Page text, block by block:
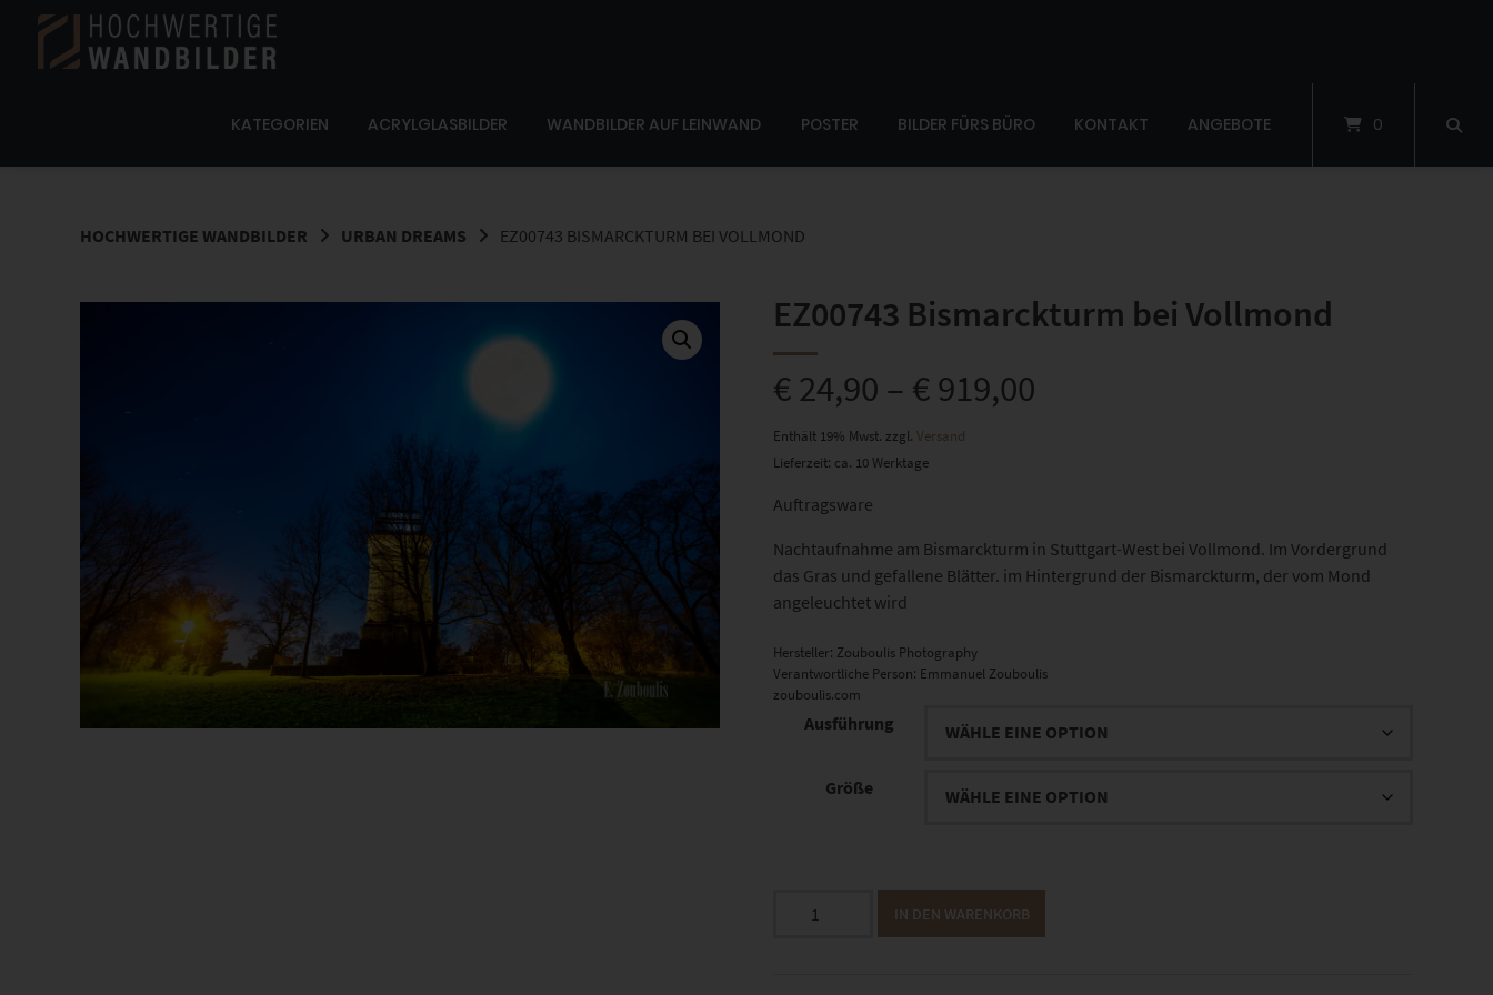
Springe
Inhalt
KATEGORIEN ACRYLGLASBILDER WANDBILDER AUF LEINWAND POSTER BILDER FÜRS BÜRO KONTAKT ANGEBOTE 0
HOCHWERTIGE WANDBILDER URBAN DREAMS EZ00743 BISMARCKTURM BEI VOLLMOND
EZ00743 Bismarckturm bei Vollmond
€24,90 – €919,00
Enthält 19% Mwst. zzgl. Versand
Lieferzeit: ca. 10 Werktage
Auftragsware
Nachtaufnahme am Bismarckturm in Stuttgart-West bei Vollmond. Im Vordergrund
das Gras und gefallene Blätter. im Hintergrund der Bismarckturm, der vom Mond
angeleuchtet wird
Hersteller: Zouboulis Photography
Verantwortliche Person: Emmanuel Zouboulis
zouboulis.com
Ausführung
Größe
IN DEN WARENKORB